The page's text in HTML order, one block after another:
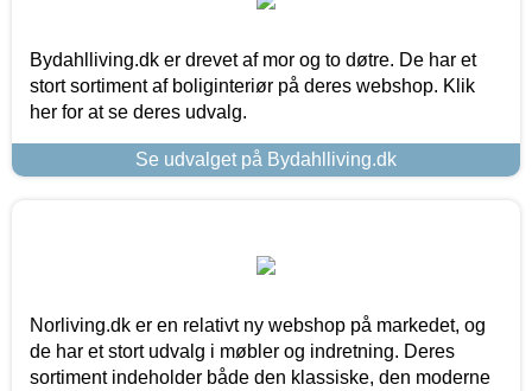
Bydahlliving.dk er drevet af mor og to døtre. De har et
stort sortiment af boliginteriør på deres webshop. Klik
her for at se deres udvalg.
Se udvalget på Bydahlliving.dk
Norliving.dk er en relativt ny webshop på markedet, og
de har et stort udvalg i møbler og indretning. Deres
sortiment indeholder både den klassiske, den moderne